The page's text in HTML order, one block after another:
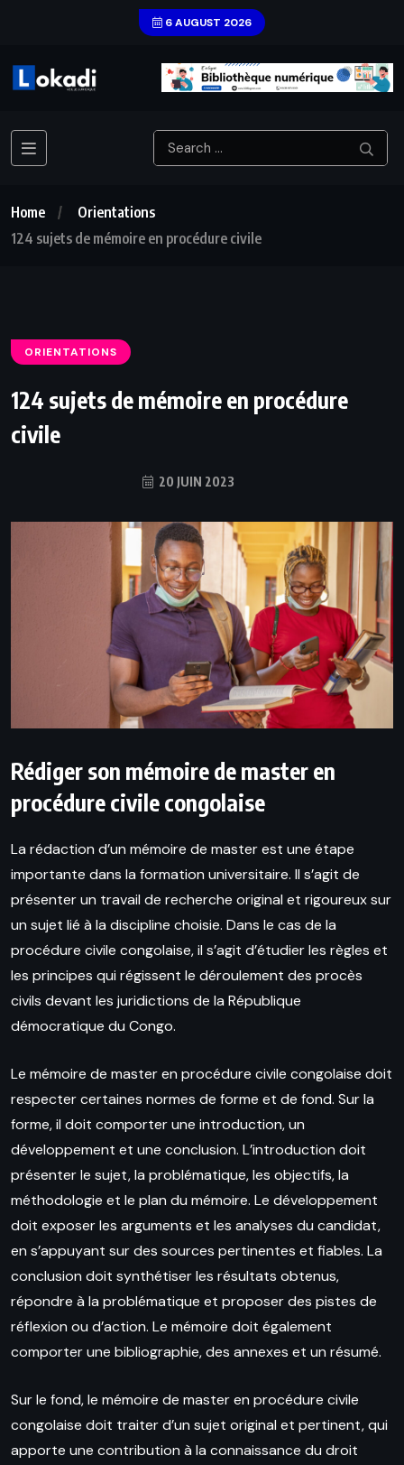
6 AUGUST 2026
Home
Orientations
124 sujets de mémoire en procédure civile
ORIENTATIONS
124 sujets de mémoire en procédure
civile
20 JUIN 2023
Rédiger son mémoire de master en
procédure civile congolaise
La rédaction d’un mémoire de master est une étape
importante dans la formation universitaire. Il s’agit de
présenter un travail de recherche original et rigoureux sur
un sujet lié à la discipline choisie. Dans le cas de la
procédure civile congolaise, il s’agit d’étudier les règles et
les principes qui régissent le déroulement des procès
civils devant les juridictions de la République
démocratique du Congo.
Le mémoire de master en procédure civile congolaise doit
respecter certaines normes de forme et de fond. Sur la
forme, il doit comporter une introduction, un
développement et une conclusion. L’introduction doit
présenter le sujet, la problématique, les objectifs, la
méthodologie et le plan du mémoire. Le développement
doit exposer les arguments et les analyses du candidat,
en s’appuyant sur des sources pertinentes et fiables. La
conclusion doit synthétiser les résultats obtenus,
répondre à la problématique et proposer des pistes de
réflexion ou d’action. Le mémoire doit également
comporter une bibliographie, des annexes et un résumé.
Sur le fond, le mémoire de master en procédure civile
congolaise doit traiter d’un sujet original et pertinent, qui
apporte une contribution à la connaissance du droit